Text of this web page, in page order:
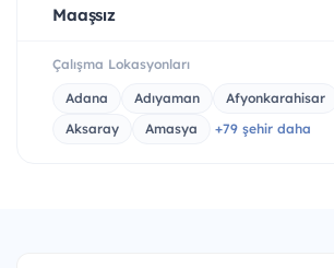
Maaşsız
Çalışma Lokasyonları
Adana Adıyaman Afyonkarahisar
Aksaray
Amasya +79 şehir daha